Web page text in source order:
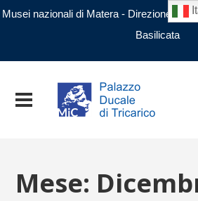
Musei nazionali di Matera - Direzione
Basilicata
Mese: